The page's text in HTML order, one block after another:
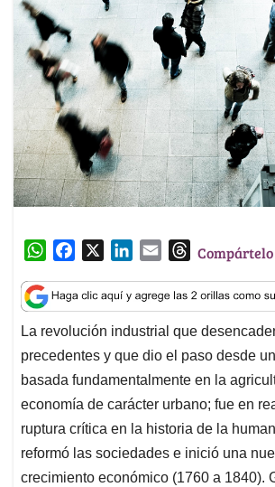
W
a
t
s
A
p
p
c
e
b
o
o
k
n
k
e
d
I
n
a
i
l
T
r
e
a
d
s
Compártelo
La revolución industrial que
precedentes y que dio el paso desde
basada fundamentalmente en la
economía de carácter urbano; fue en
ruptura crítica en la historia de la
reformó las sociedades e inició una
crecimiento económico (1760 a 1840).